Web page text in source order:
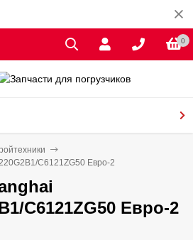
0
C6121ZG50 Евро-2
C6121ZG50 Евро-2